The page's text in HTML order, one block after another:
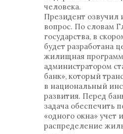
человека.
Президент
вопрос. По словам
государства, в
будет разработана
жилищная
администратором
банк», который
в национальный
развития. Перед
задача обеспечить
«одного окна» учет и
распределение